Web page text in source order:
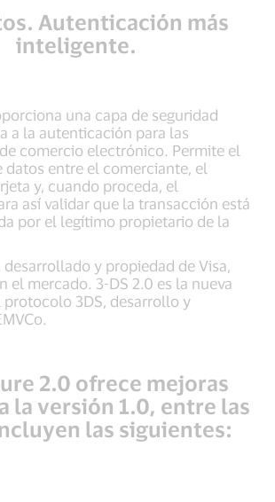
Autenticación más
inteligente.
una capa de seguridad
a la autenticación para las
comercio electrónico. Permite el
datos entre el comerciante, el
y, cuando proceda, el
así validar que la transacción está
por el legítimo propietario de la
desarrollado y propiedad de Visa,
el mercado. 3-DS 2.0 es la nueva
protocolo 3DS, desarrollo y
2.0 ofrece mejoras
la versión 1.0, entre las
las siguientes: